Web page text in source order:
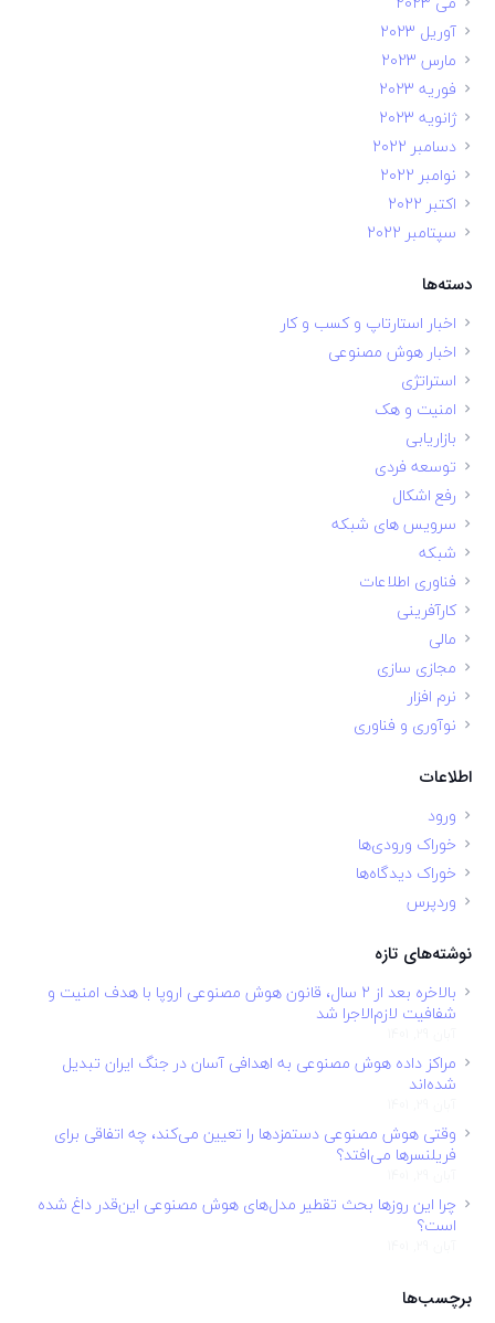
آوریل 2023
مارس 2023
فوریه 2023
ژانویه 2023
دسامبر 2022
نوامبر 2022
اکتبر 2022
سپتامبر 2022
دسته‌ها
اخبار استارتاپ و کسب و کار
اخبار هوش مصنوعی
استراتژی
امنیت و هک
بازاریابی
توسعه فردی
رفع اشکال
سرویس های شبکه
شبکه
فناوری اطلاعات
کارآفرینی
مالی
مجازی سازی
نرم افزار
نوآوری و فناوری
اطلاعات
ورود
خوراک ورودی‌ها
خوراک دیدگاه‌ها
وردپرس
نوشته‌های تازه
بالاخره بعد از ۲ سال، قانون هوش مصنوعی اروپا با هدف امنیت و
شفافیت لازم‌الاجرا شد
مراکز داده هوش مصنوعی به اهدافی آسان در جنگ ایران تبدیل
شده‌اند
وقتی هوش مصنوعی دستمزدها را تعیین می‌کند، چه اتفاقی برای
فریلنسرها می‌افتد؟
چرا این روزها بحث تقطیر مدل‌های هوش مصنوعی این‌قدر داغ شده
است؟
برچسب‌ها